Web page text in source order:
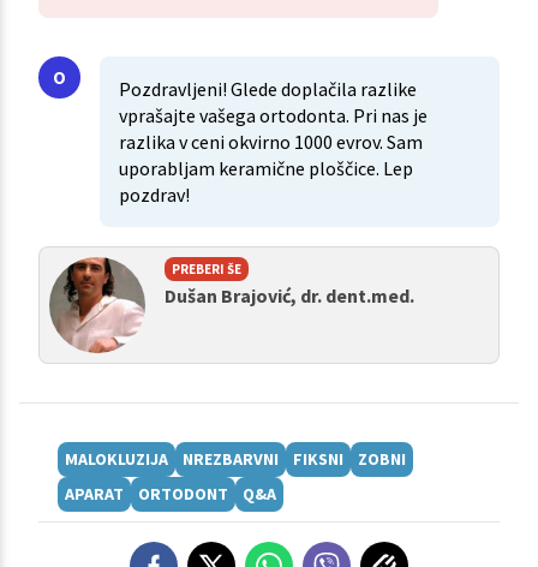
Pozdravljeni! Glede doplačila razlike
vprašajte vašega ortodonta. Pri nas je
razlika v ceni okvirno 1000 evrov. Sam
uporabljam keramične ploščice. Lep
pozdrav!
PREBERI ŠE
Dušan Brajović, dr. dent.med.
MALOKLUZIJA NREZBARVNI FIKSNI
ZOBNI
APARAT
ORTODONT Q&A